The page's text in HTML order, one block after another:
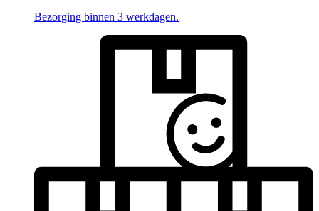
Bezorging binnen 3 werkdagen.